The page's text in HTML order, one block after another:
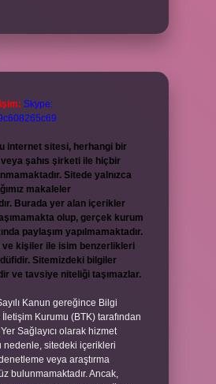
Skype:
internet sitesi, herhangi bir
şahıs şirketi ile hiçbir
Sitede yalnızca
makaleler
Burada yer alan içerikler
olup, gerçek kurum
paylaşım yapılmamaktadır.
kişiler ile isim benzerlikleri
Sitemizdeki bilgiler
ve tavsiye niteliği taşımazlar.
Kanun gereğince Bilgi
Kurumu (BTK) tarafından
Sağlayıcı olarak hizmet
nedenle, sitedeki içerikleri
veya araştırma
bulunmamaktadır. Ancak,